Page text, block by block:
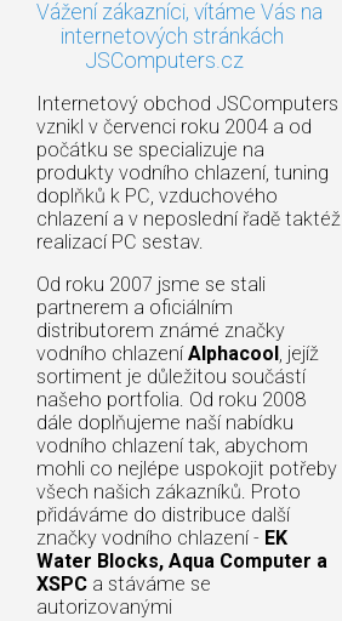
Vážení zákazníci, vítáme Vás na
internetových stránkách
JSComputers.cz
Internetový obchod JSComputers
vznikl v červenci roku 2004 a od
počátku se specializuje na
produkty vodního chlazení, tuning
doplňků k PC, vzduchového
chlazení a v neposlední řadě taktéž
realizací PC sestav.
Od roku 2007 jsme se stali
partnerem a oficiálním
distributorem známé značky
vodního chlazení Alphacool, jejíž
sortiment je důležitou součástí
našeho portfolia. Od roku 2008
dále doplňujeme naší nabídku
vodního chlazení tak, abychom
mohli co nejlépe uspokojit potřeby
všech našich zákazníků. Proto
přidáváme do distribuce další
značky vodního chlazení - EK
Water Blocks, Aqua Computer a
XSPC a stáváme se
autorizovanými